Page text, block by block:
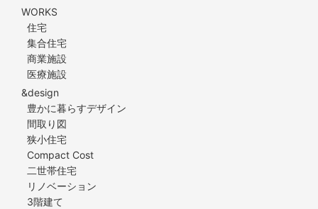
WORKS
住宅
集合住宅
商業施設
医療施設
&design
豊かに暮らすデザイン
間取り図
狭小住宅
Compact Cost
二世帯住宅
リノベーション
3階建て